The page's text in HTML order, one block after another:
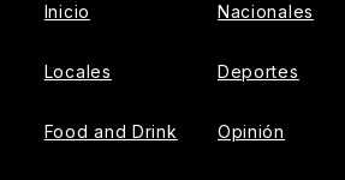
Inicio
Locales
Food and Drink
Nacionales
Deportes
Opinión